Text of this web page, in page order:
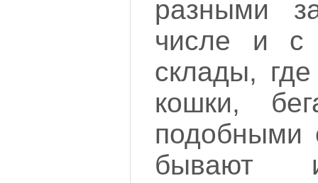
разными
числе и с
склады,
кошки,
подобными
бывают